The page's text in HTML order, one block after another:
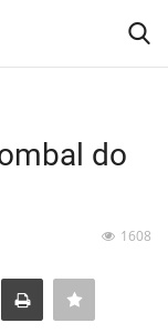
do
1608